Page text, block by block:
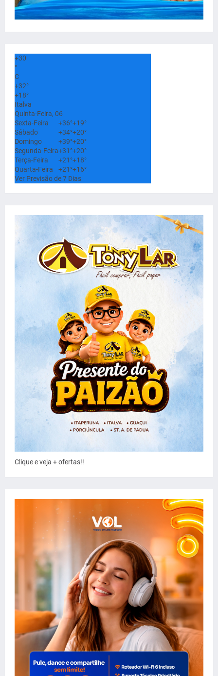
+30
°
C
+32°
+18°
Italva
Quinta-Feira, 06
Sexta-Feira
+36°+19°
Sábado
+34°+20°
Domingo
+39°+20°
Segunda-Feira+31°+20°
Terça-Feira
+21°+18°
Quarta-Feira
+21°+16°
Ver Previsão de 7 Dias
Clique e veja + ofertas!!